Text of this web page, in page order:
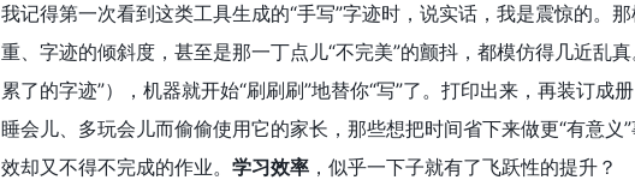
我记得第一次看到这类工具生成的“手写”字迹时，说实话，我是震惊的。
重、字迹的倾斜度，甚至是那一丁点儿“不完美”的颤抖，都模仿得几近
累了的字迹”），机器就开始“刷刷刷”地替你“写”了。打印出来，再装订
睡会儿、多玩会儿而偷偷使用它的家长，那些想把时间省下来做更“有意
效却又不得不完成的作业。 学习效率 ，似乎一下子就有了飞跃性的提升？